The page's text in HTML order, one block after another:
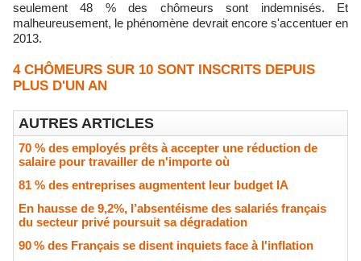
seulement 48 % des chômeurs sont indemnisés. Et
malheureusement, le phénomène devrait encore s'accentuer en
2013.
4 CHÔMEURS SUR 10 SONT INSCRITS DEPUIS
PLUS D'UN AN
AUTRES ARTICLES
70 % des employés prêts à accepter une réduction de
salaire pour travailler de n'importe où
81 % des entreprises augmentent leur budget IA
En hausse de 9,2%, l’absentéisme des salariés français
du secteur privé poursuit sa dégradation
90 % des Français se disent inquiets face à l'inflation